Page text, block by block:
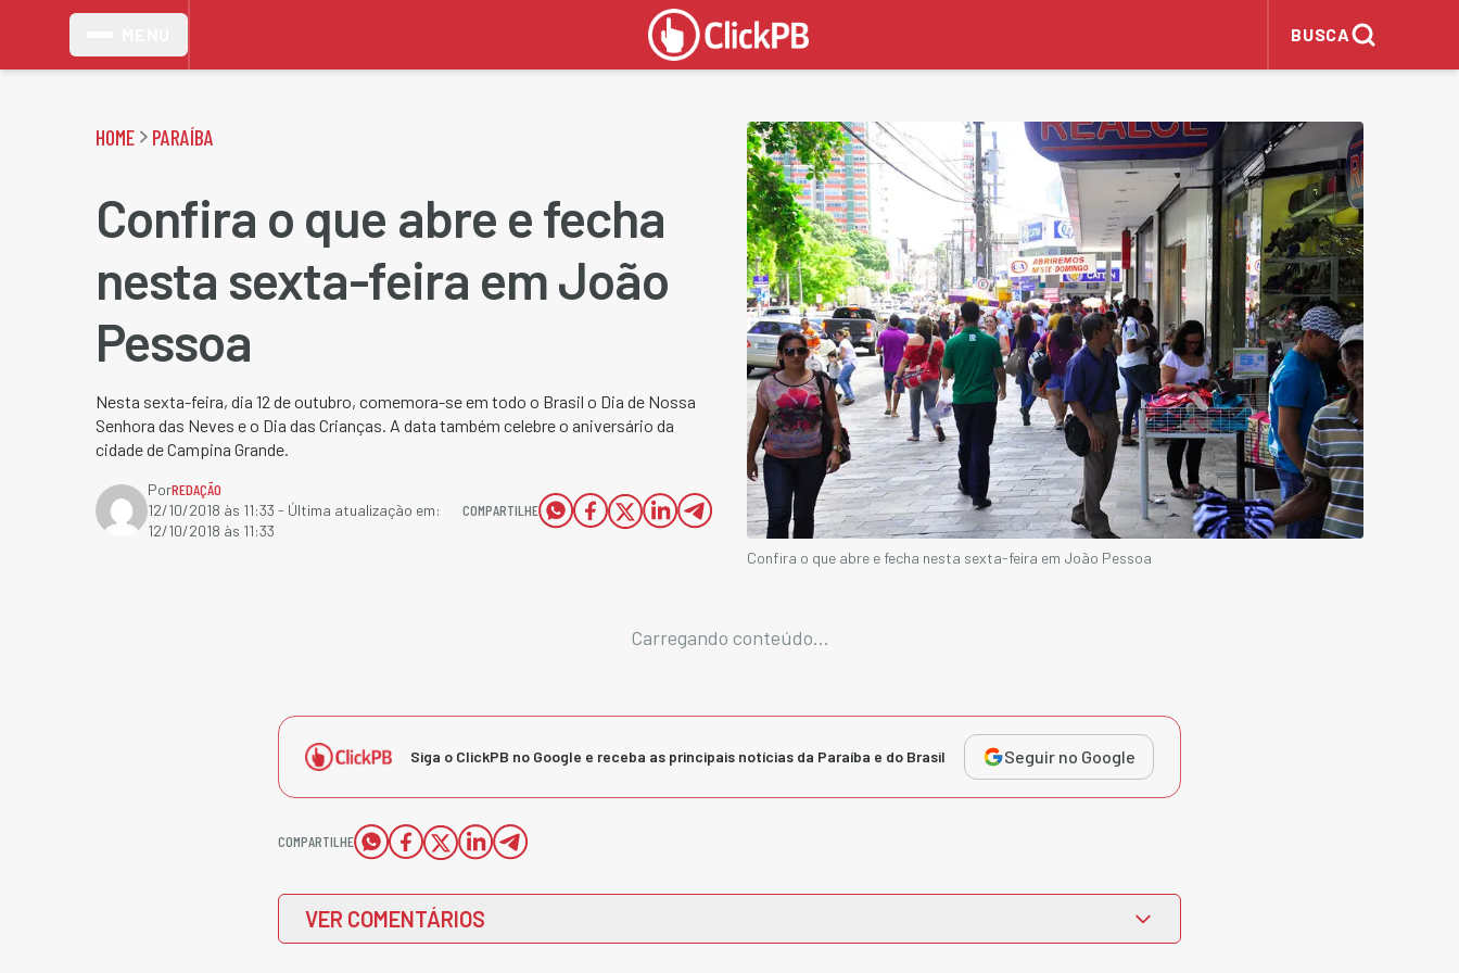
BUSCA
HOME PARAÍBA
Confira o que abre e fecha
nesta sexta-feira em João
Pessoa
Nesta sexta-feira, dia 12 de outubro, comemora-se em todo o Brasil o Dia de Nossa
Senhora das Neves e o Dia das Crianças. A data também celebre o aniversário da
cidade de Campina Grande.
PorREDAÇÃO
12/10/2018 às 11:33 - Última atualização em:
12/10/2018 às 11:33
COMPARTILHE
Confira o que abre e fecha nesta sexta-feira em João Pessoa
Carregando conteúdo...
Siga o ClickPB no Google e receba as principais notícias da Paraíba e do Brasil Seguir no Google
COMPARTILHE
VER COMENTÁRIOS